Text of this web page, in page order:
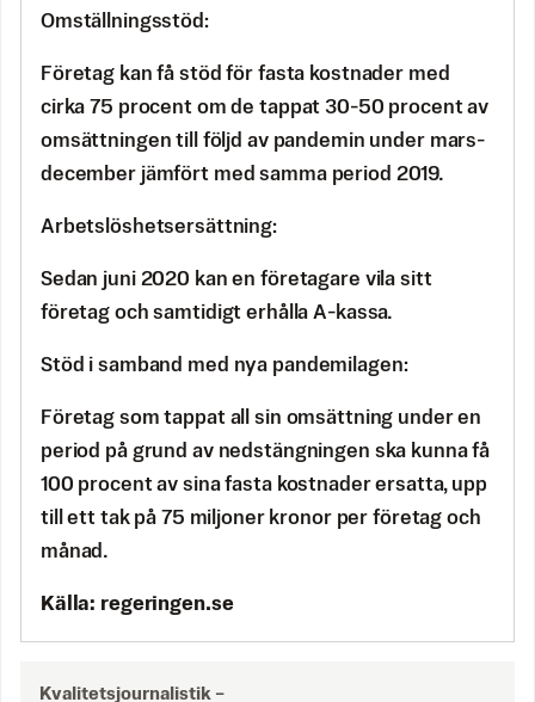
Omställningsstöd:
Företag kan få stöd för fasta kostnader med
cirka 75 procent om de tappat 30-50 procent av
omsättningen till följd av pandemin under mars-
december jämfört med samma period 2019.
Arbetslöshetsersättning:
Sedan juni 2020 kan en företagare vila sitt
företag och samtidigt erhålla A-kassa.
Stöd i samband med nya pandemilagen:
Företag som tappat all sin omsättning under en
period på grund av nedstängningen ska kunna få
100 procent av sina fasta kostnader ersatta, upp
till ett tak på 75 miljoner kronor per företag och
månad.
Källa: regeringen.se
Kvalitetsjournalistik –